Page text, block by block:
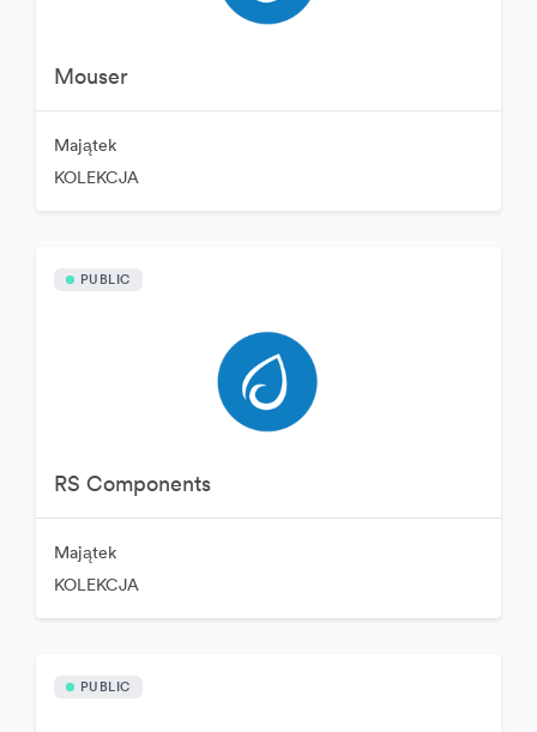
Mouser
Majątek
KOLEKCJA
PUBLIC
RS Components
Majątek
KOLEKCJA
PUBLIC